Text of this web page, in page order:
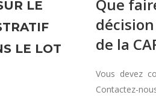
LE
LE LOT
Que
de la
Vous devez
Contactez-